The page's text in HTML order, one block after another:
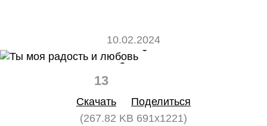
10.02.2024
13
Скачать
Поделиться
(267.82 KB 691x1221)